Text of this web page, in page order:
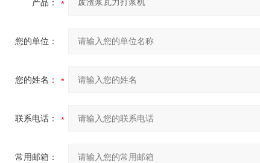
产品：
您的单位：
您的姓名：
联系电话：
常用邮箱：